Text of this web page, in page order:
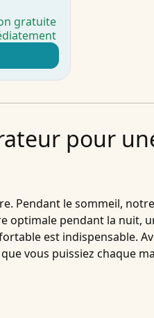
gratuite
pour
Pendant le sommeil,
optimale pendant la nuit,
est indispensable.
vous puissiez chaque